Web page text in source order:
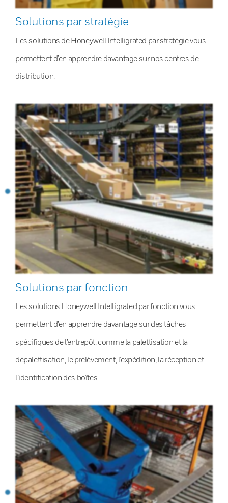
Solutions par stratégie
Les solutions de Honeywell Intelligrated par stratégie vous
permettent d’en apprendre davantage sur nos centres de
distribution.
Solutions par fonction
Les solutions Honeywell Intelligrated par fonction vous
permettent d’en apprendre davantage sur des tâches
spécifiques de l’entrepôt, comme la palettisation et la
dépalettisation, le prélèvement, l’expédition, la réception et
l’identification des boîtes.